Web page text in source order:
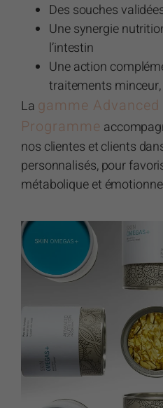
Des souches
Une synergie
l’intestin
Une action
traitements
La gamme
Programme
nos clientes et clients
personnalisés, pour
métabolique et